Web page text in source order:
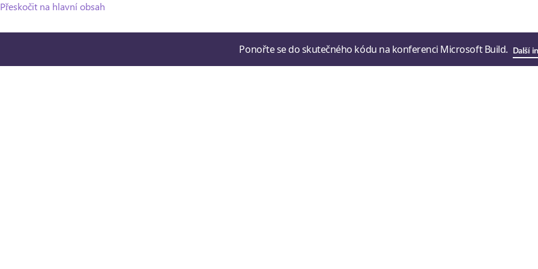
Přeskočit na hlavní obsah
Ponořte se do skutečného kódu na konferenci Microsoft Build. Další